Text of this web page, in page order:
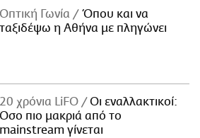
Οπτική Γωνία
Όπου και να
ταξιδέψω η Αθήνα με πληγώνει
20 χρόνια LiFO
Οι εναλλακτικοί:
Όσο πιο μακριά από το
mainstream γίνεται